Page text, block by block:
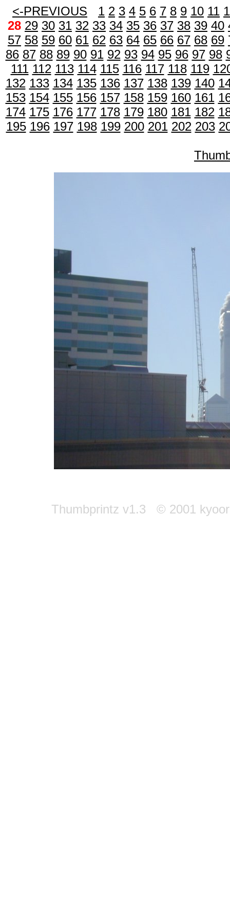
<-PREVIOUS 1 2 3 4 5 6 7 8 9 10 11
28 29 30 31 32 33 34 35 36 37 38 39 40
57 58 59 60 61 62 63 64 65 66 67 68 69
86 87 88 89 90 91 92 93 94 95 96 97 98
111 112 113 114 115 116 117 118 119
132 133 134 135 136 137 138 139 140
153 154 155 156 157 158 159 160 161
174 175 176 177 178 179 180 181 182
195 196 197 198 199 200 201 202 203
Thumbprintz v1.3 © 2001